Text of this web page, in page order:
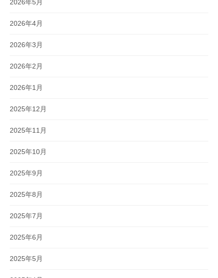
2026年5月
2026年4月
2026年3月
2026年2月
2026年1月
2025年12月
2025年11月
2025年10月
2025年9月
2025年8月
2025年7月
2025年6月
2025年5月